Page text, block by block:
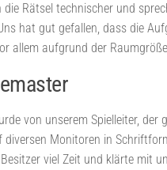
die Rätsel technischer und
hat gut gefallen, dass die
allem aufgrund der
von unserem Spielleiter,
Monitoren in
viel Zeit und klärte mit